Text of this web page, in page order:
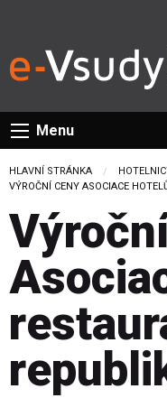
Menu
HLAVNÍ STRÁNKA
CURRENT:
VÝROČNÍ CENY ASOCIACE